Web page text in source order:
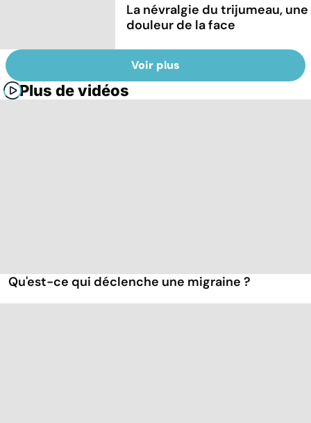
La névralgie du trijumeau, une
douleur de la face
Voir plus
Plus de vidéos
Qu'est-ce qui déclenche une migraine ?